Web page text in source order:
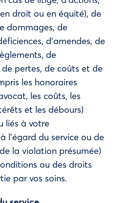
droit ou en équité), de
dommages, de
d’amendes, de
de
pertes, de coûts et de
les honoraires
les coûts, les
et les débours)
liés à votre
l’égard du service ou de
la violation présumée)
ou des droits
par vos soins.